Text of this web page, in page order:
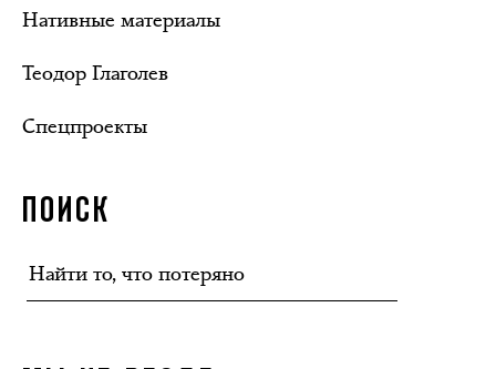
Нативные материалы
Теодор Глаголев
Спецпроекты
ПОИСК